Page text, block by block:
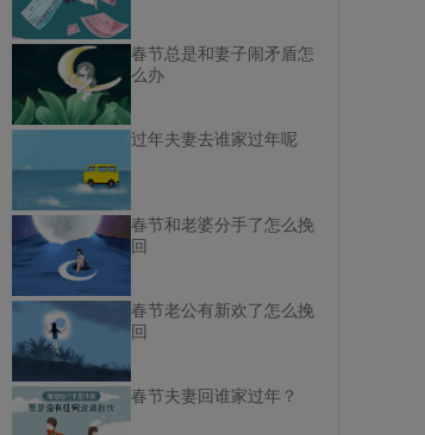
春节总是和妻子闹矛盾怎
么办
过年夫妻去谁家过年呢
春节和老婆分手了怎么挽
回
春节老公有新欢了怎么挽
回
春节夫妻回谁家过年？